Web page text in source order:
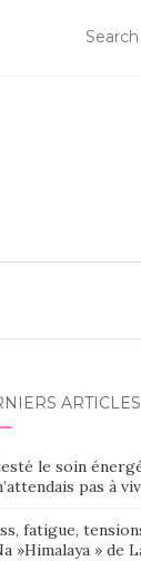
ARTICLES
testé le soin
pas à
fatigue,
»Himalaya » de